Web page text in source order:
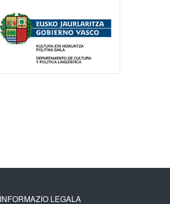
INFORMAZIO LEGALA